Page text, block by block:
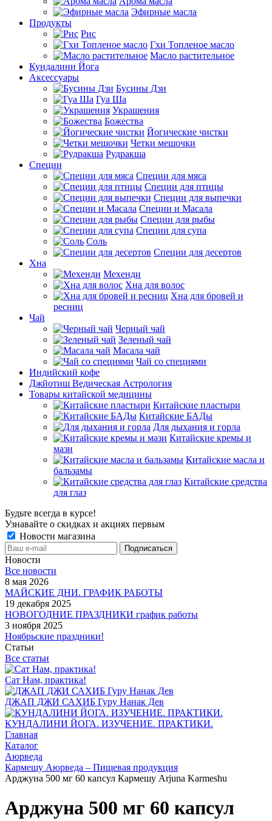
Эфирные масла
Продукты
Рис
Гхи Топленое масло
Масло растительное
Кундалини Йога
Аксессуары
Бусины Дзи
Гуа Ша
Украшения
Божества
Йогические чистки
Четки мешочки
Рудракша
Специи
Специи для мяса
Специи для птицы
Специи для выпечки
Специи и Масала
Специи для рыбы
Специи для супа
Соль
Специи для десертов
Хна
Мехенди
Хна для волос
Хна для бровей и
ресниц
Чай
Черный чай
Зеленый чай
Масала чай
Чай со специями
Индийский кофе
Джйотиш Ведическая Астрология
Товары китайской медицины
Китайские пластыри
Китайские БАДы
Для дыхания и горла
Китайские кремы и
мази
Китайские масла и
бальзамы
Китайские средства
для глаз
Будьте всегда в курсе!
Узнавайте о скидках и акциях первым
Новости магазина
Новости
Все новости
8 мая 2026
МАЙСКИЕ ДНИ. ГРАФИК РАБОТЫ
19 декабря 2025
НОВОГОДНИЕ ПРАЗДНИКИ график работы
3 ноября 2025
Ноябрьские праздники!
Статьи
Все статьи
Сат Нам, практика!
ДЖАП ДЖИ САХИБ Гуру Нанак Дев
КУНДАЛИНИ ЙОГА. ИЗУЧЕНИЕ. ПРАКТИКИ.
Главная
Каталог
Аюрведа
Кармешу Аюрведа – Пищевая продукция
Арджуна 500 мг 60 капсул Кармешу Arjuna Karmeshu
Арджуна 500 мг 60 капсул